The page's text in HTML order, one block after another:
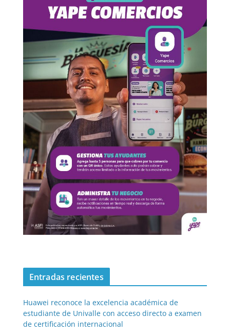
Entradas recientes
Huawei reconoce la excelencia académica de
estudiante de Univalle con acceso directo a examen
de certificación internacional